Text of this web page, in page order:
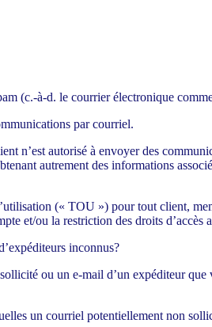
(c.-à-d. le courrier électronique
par courriel.
n’est autorisé à envoyer des
autrement des informations
(« TOU ») pour tout client,
et/ou la restriction des droits d’accès
inconnus?
ou un e-mail d’un expéditeur
un courriel potentiellement non